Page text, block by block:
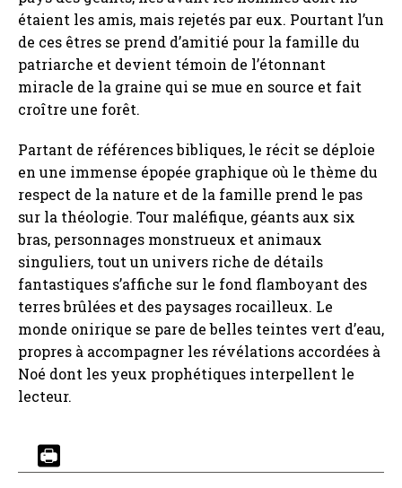
étaient les amis, mais rejetés par eux. Pourtant l’un
de ces êtres se prend d’amitié pour la famille du
patriarche et devient témoin de l’étonnant
miracle de la graine qui se mue en source et fait
croître une forêt.
Partant de références bibliques, le récit se déploie
en une immense épopée graphique où le thème du
respect de la nature et de la famille prend le pas
sur la théologie. Tour maléfique, géants aux six
bras, personnages monstrueux et animaux
singuliers, tout un univers riche de détails
fantastiques s’affiche sur le fond flamboyant des
terres brûlées et des paysages rocailleux. Le
monde onirique se pare de belles teintes vert d’eau,
propres à accompagner les révélations accordées à
Noé dont les yeux prophétiques interpellent le
lecteur.